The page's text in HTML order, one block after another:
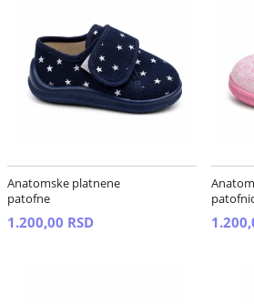
Anatomske platnene
patofne
1.200,00 RSD